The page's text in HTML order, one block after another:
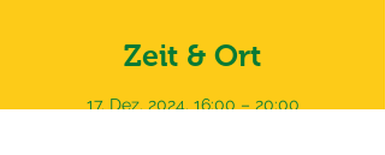
Zeit & Ort
17. Dez. 2024, 16:00 – 20:00